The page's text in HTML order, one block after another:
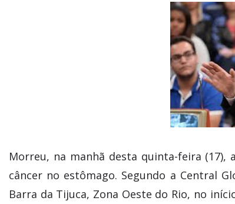
Morreu, na manhã desta quinta-feira
câncer no estômago. Segundo a Central
Barra da Tijuca, Zona Oeste do Rio, no